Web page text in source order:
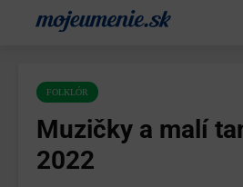
FOLKLÓR
Muzičky a malí
2022